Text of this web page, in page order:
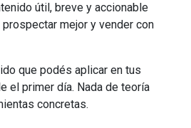
útil, breve y accionable
prospectar mejor y vender con
que podés aplicar en tus
el primer día. Nada de teoría
concretas.